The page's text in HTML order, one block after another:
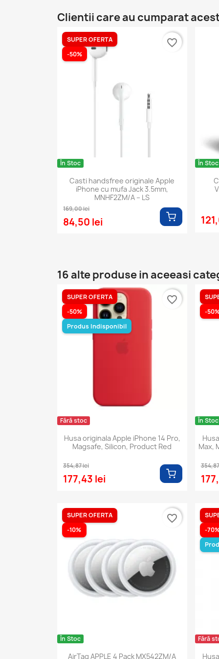
Clientii care au cumparat
În Stoc
Casti handsfree originale Apple
iPhone cu mufa Jack 3.5mm,
MNHF2ZM/A – LS
169,00 lei
84,50 lei
SUPER OFERTA
-50%
favorite_border
În Stoc
16 alte produse in aceeasi
Fără stoc
Husa originala Apple iPhone 14 Pro,
Magsafe, Silicon, Product Red
354,87 lei
177,43 lei
SUPER OFERTA
-50%
Produs Indisponibil
favorite_border
În Stoc
Max,
-
În Stoc
AirTag APPLE 4 Pack MX542ZM/A
SUPER OFERTA
-10%
favorite_border
Fără
-